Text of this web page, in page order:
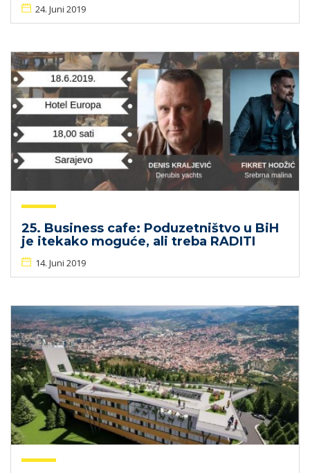
24. Juni 2019
25. Business cafe: Poduzetništvo u BiH
je itekako moguće, ali treba RADITI
14. Juni 2019